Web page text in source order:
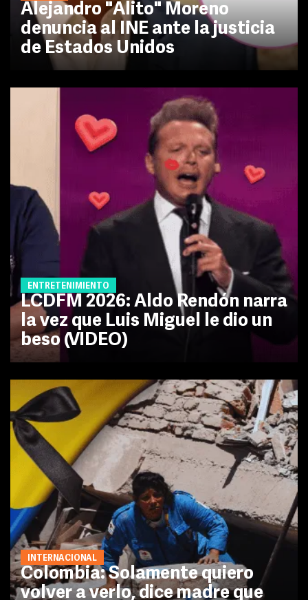
Alejandro "Alito" Moreno
denuncia al INE ante la justicia
de Estados Unidos
ENTRETENIMIENTO
LCDFM 2026: Aldo Rendón narra
la vez que Luis Miguel le dio un
beso (VIDEO)
INTERNACIONAL
Colombia: Solamente quiero
volver a verlo, dice madre que